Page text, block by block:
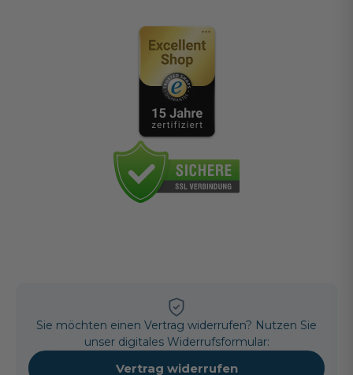
Sie möchten einen Vertrag widerrufen? Nutzen Sie
unser digitales Widerrufsformular:
Vertrag widerrufen